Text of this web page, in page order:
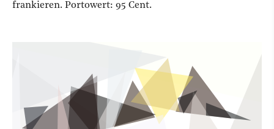
frankieren. Portowert: 95 Cent.